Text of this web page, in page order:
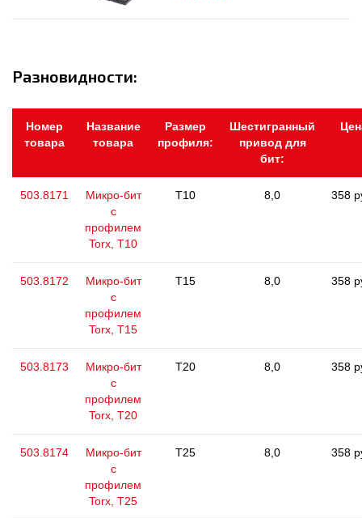
Разновидности:
Номер
товара
Название
товара
Размер
профиля:
Шестигранный
привод для
бит:
503.8171
Микро-бит
с
профилем
Torx, Т10
T10 8,0 358
503.8172
Микро-бит
с
профилем
Torx, Т15
T15 8,0 358
503.8173
Микро-бит
с
профилем
Torx, Т20
T20 8,0 358
503.8174
Микро-бит
с
профилем
Torx, Т25
T25 8,0 358